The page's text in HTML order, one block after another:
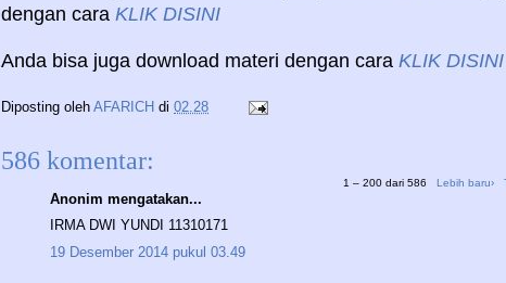
dengan cara KLIK DISINI
Anda bisa juga download materi dengan cara KLIK DISINI
Diposting oleh AFARICH di 02.28
586 komentar:
1 – 200 dari 586 Lebih baru›
Anonim mengatakan...
IRMA DWI YUNDI 11310171
19 Desember 2014 pukul 03.49